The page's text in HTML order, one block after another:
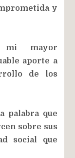
y
mayor
aporte a
de los
palabra que
sobre sus
social que